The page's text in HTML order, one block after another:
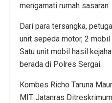
mengamati rumah sasaran.
Dari para tersangka,
unit sepeda motor, 2 mobil
Satu unit mobil hasil
berada di Polres Sergai.
Kombes Richo Taruna
MIT Jatanras